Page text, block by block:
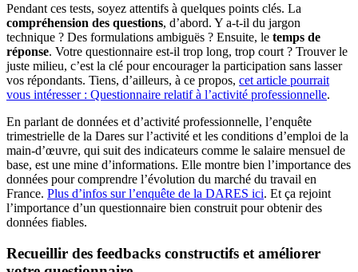
Pendant ces tests, soyez attentifs à quelques points clés. La
compréhension des questions, d’abord. Y a-t-il du jargon
technique ? Des formulations ambiguës ? Ensuite, le temps de
réponse. Votre questionnaire est-il trop long, trop court ? Trouver le
juste milieu, c’est la clé pour encourager la participation sans lasser
vos répondants. Tiens, d’ailleurs, à ce propos, cet article pourrait
vous intéresser : Questionnaire relatif à l’activité professionnelle.
En parlant de données et d’activité professionnelle, l’enquête
trimestrielle de la Dares sur l’activité et les conditions d’emploi de la
main-d’œuvre, qui suit des indicateurs comme le salaire mensuel de
base, est une mine d’informations. Elle montre bien l’importance des
données pour comprendre l’évolution du marché du travail en
France. Plus d’infos sur l’enquête de la DARES ici. Et ça rejoint
l’importance d’un questionnaire bien construit pour obtenir des
données fiables.
Recueillir des feedbacks constructifs et améliorer